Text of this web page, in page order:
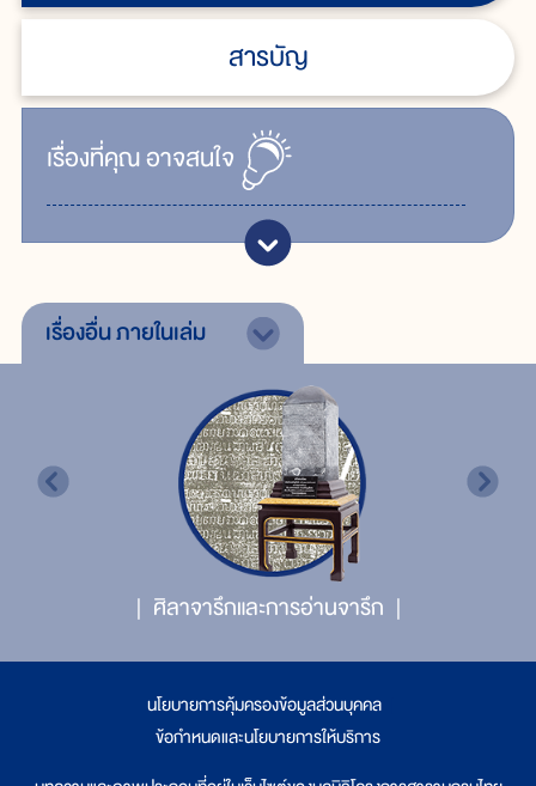
สารบัญ
เรื่ิองที่คุณอาจสนใจ
เรื่องอื่นภายในเล่ม
ศิลาจารึกและการอ่านจารึก
นโยบายการคุ้มครองข้อมูลส่วนบุคคล
ข้อกำหนดและนโยบายการให้บริการ